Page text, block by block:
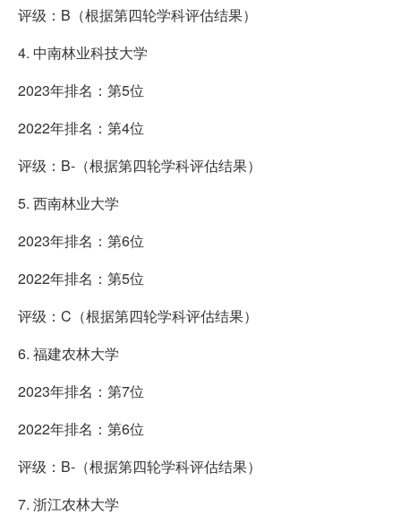
评级：B（根据第四轮学科评估结果）
4. 中南林业科技大学
2023年排名：第5位
2022年排名：第4位
评级：B-（根据第四轮学科评估结果）
5. 西南林业大学
2023年排名：第6位
2022年排名：第5位
评级：C（根据第四轮学科评估结果）
6. 福建农林大学
2023年排名：第7位
2022年排名：第6位
评级：B-（根据第四轮学科评估结果）
7. 浙江农林大学